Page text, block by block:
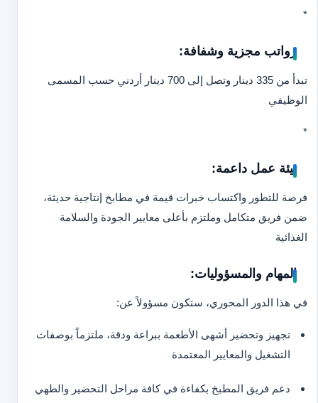
*
رواتب مجزية وشفافة:
تبدأ من 335 دينار وتصل إلى 700 دينار أردني حسب المسمى
الوظيفي
*
بيئة عمل داعمة:
فرصة للتطور واكتساب خبرات قيمة في مطابخ إنتاجية حديثة،
ضمن فريق متكامل وملتزم بأعلى معايير الجودة والسلامة
الغذائية
المهام والمسؤوليات:
في هذا الدور المحوري، ستكون مسؤولاً عن:
تجهيز وتحضير أشهى الأطعمة ببراعة ودقة، ملتزماً بوصفات
التشغيل والمعايير المعتمدة
دعم فريق المطبخ بكفاءة في كافة مراحل التحضير والطهي